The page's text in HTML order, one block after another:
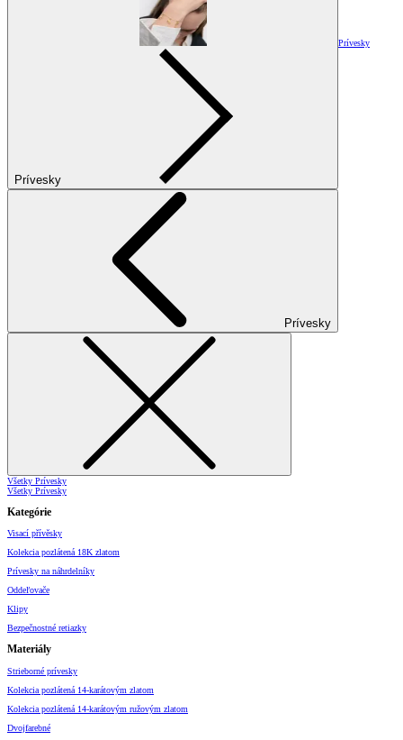
Prívesky
Prívesky
Prívesky
Všetky Prívesky
Všetky Prívesky
Kategórie
Visací přívěsky
Kolekcia pozlátená 18K zlatom
Prívesky na náhrdelníky
Oddeľovače
Klipy
Bezpečnostné retiazky
Materiály
Strieborné prívesky
Kolekcia pozlátená 14-karátovým zlatom
Kolekcia pozlátená 14-karátovým ružovým zlatom
Dvojfarebné